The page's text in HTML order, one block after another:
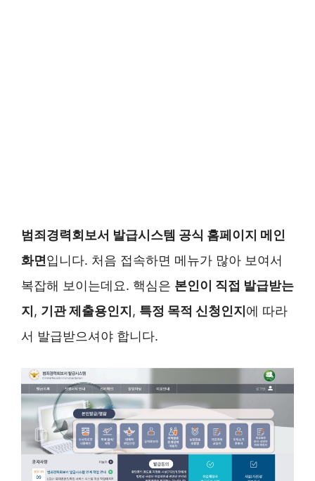
범죄경력회보서 발급시스템 공식 홈페이지 메인
화면입니다. 처음 접속하면 메뉴가 많아 보여서
복잡해 보이는데요. 핵심은 본인이 직접 발급받는
지, 기관 제출용인지, 특정 목적 신청인지에 따라
서 발급받으셔야 합니다.